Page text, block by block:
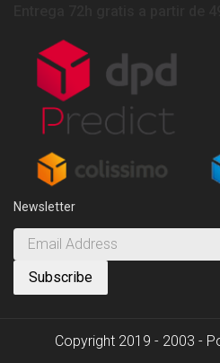
Newsletter
Copyright 2019 - 2003 -